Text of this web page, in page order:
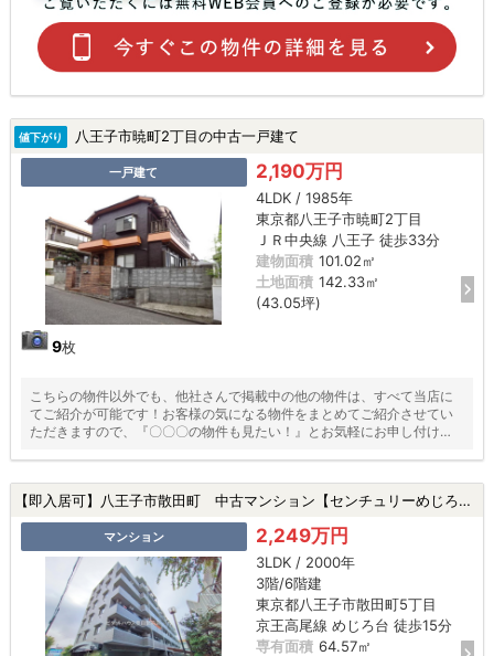
値下がり 八王子市暁町2丁目の中古一戸建て
一戸建て
9枚
2,190万円
4LDK / 1985年
東京都八王子市暁町2丁目
ＪＲ中央線 八王子 徒歩33分
建物面積 101.02㎡
土地面積 142.33㎡
(43.05坪)
こちらの物件以外でも、他社さんで掲載中の他の物件は、すべて当店に
てご紹介が可能です！お客様の気になる物件をまとめてご紹介させてい
ただきますので、『〇〇〇の物件も見たい！』とお気軽にお申し付けく
【即入居可】八王子市散田町 中古マンション【センチュリーめじろ台】★めじろ台駅・駅徒歩15分以内・新規リフォーム・ペット飼育可★|八王子市散田町5丁目の中古マンション
マンション 2,249万円
3LDK / 2000年
3階/6階建
東京都八王子市散田町5丁目
京王高尾線 めじろ台 徒歩15分
専有面積 64.57㎡